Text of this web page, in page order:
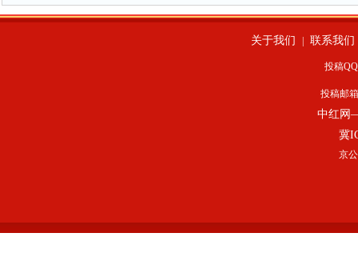
关于我们 联系我们
投稿
投稿邮
中红网
冀
京